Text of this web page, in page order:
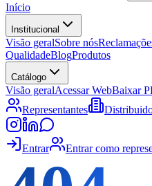
Início
Institucional
Visão geralSobre nós
QualidadeBlogProdutos
Catálogo
Visão geralAcessar WebBaixar
Representantes
Entrar Entrar como